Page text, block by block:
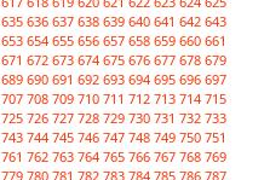
635 636 637 638 639 640 641 642 643
653 654 655 656 657 658 659 660 661
671 672 673 674 675 676 677 678 679
689 690 691 692 693 694 695 696 697
707 708 709 710 711 712 713 714 715
725 726 727 728 729 730 731 732 733
743 744 745 746 747 748 749 750 751
761 762 763 764 765 766 767 768 769
779 780 781 782 783 784 785 786 787